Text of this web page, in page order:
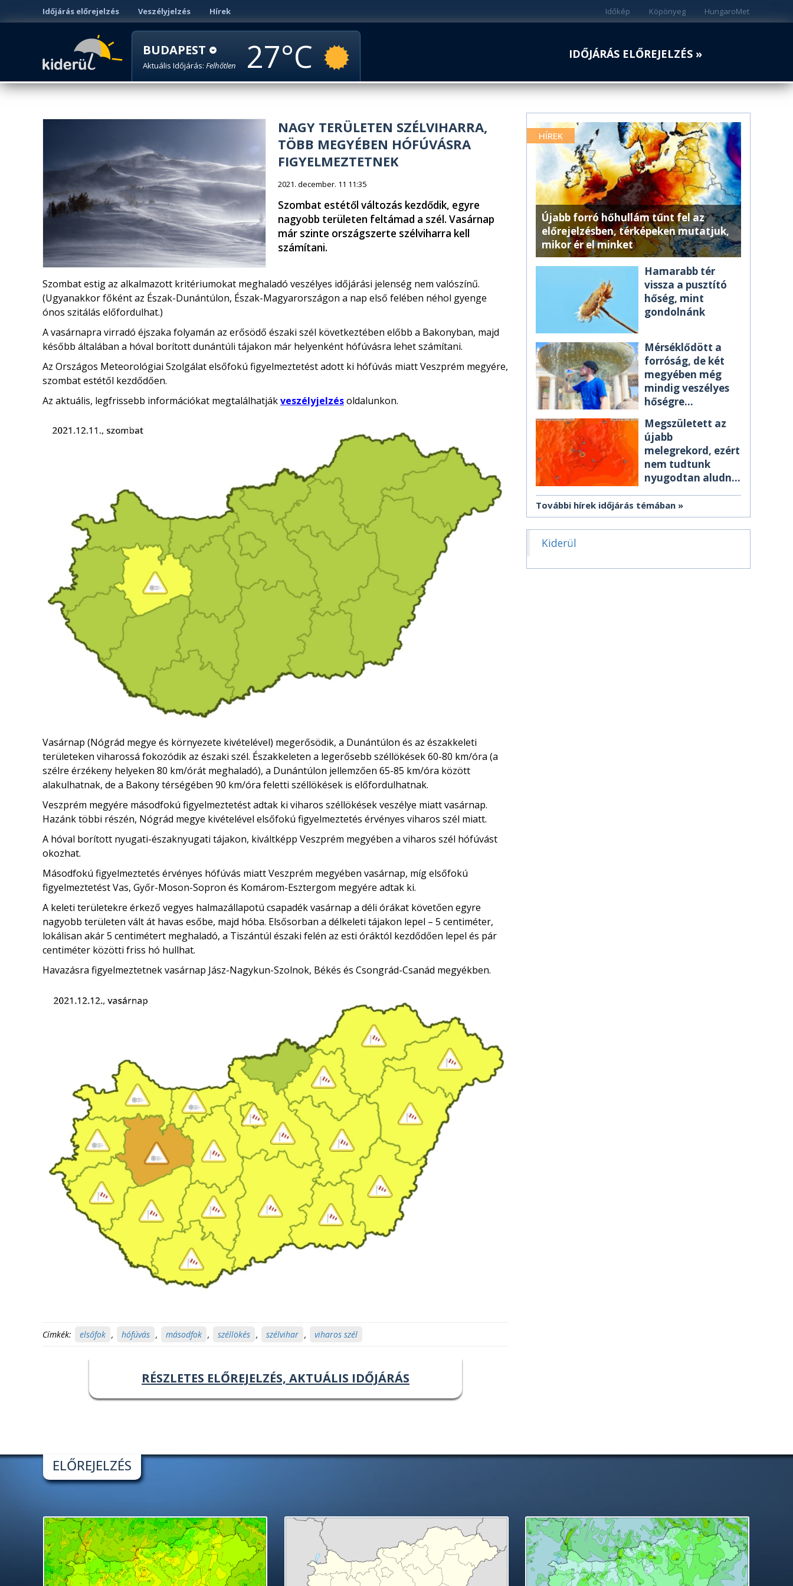
Időjárás előrejelzés Veszélyjelzés Hírek HungaroMet
Köpönyeg
Időkép
BUDAPEST
Aktuális Időjárás: Felhőtlen 27 IDŐJÁRÁS ELŐREJELZÉS »
NAGY TERÜLETEN SZÉLVIHARRA,
TÖBB MEGYÉBEN HÓFÚVÁSRA
FIGYELMEZTETNEK
2021. december. 11 11:35
Szombat estétől változás kezdődik, egyre
nagyobb területen feltámad a szél. Vasárnap
már szinte országszerte szélviharra kell
számítani.
Szombat estig az alkalmazott kritériumokat meghaladó veszélyes időjárási jelenség nem valószínű.
(Ugyanakkor főként az Észak-Dunántúlon, Észak-Magyarországon a nap első felében néhol gyenge
ónos szitálás előfordulhat.)
A vasárnapra virradó éjszaka folyamán az erősödő északi szél következtében előbb a Bakonyban, majd
később általában a hóval borított dunántúli tájakon már helyenként hófúvásra lehet számítani.
Az Országos Meteorológiai Szolgálat elsőfokú figyelmeztetést adott ki hófúvás miatt Veszprém megyére,
szombat estétől kezdődően.
Az aktuális, legfrissebb információkat megtalálhatjákveszélyjelzésoldalunkon.
Vasárnap (Nógrád megye és környezete kivételével) megerősödik, a Dunántúlon és az északkeleti
területeken viharossá fokozódik az északi szél. Északkeleten a legerősebb széllökések 60-80 km/óra (a
szélre érzékeny helyeken 80 km/órát meghaladó), a Dunántúlon jellemzően 65-85 km/óra között
alakulhatnak, de a Bakony térségében 90 km/óra feletti széllökések is előfordulhatnak.
Veszprém megyére másodfokú figyelmeztetést adtak ki viharos széllökések veszélye miatt vasárnap.
Hazánk többi részén, Nógrád megye kivételével elsőfokú figyelmeztetés érvényes viharos szél miatt.
A hóval borított nyugati-északnyugati tájakon, kiváltképp Veszprém megyében a viharos szél hófúvást
okozhat.
Másodfokú figyelmeztetés érvényes hófúvás miatt Veszprém megyében vasárnap, míg elsőfokú
figyelmeztetést Vas, Győr-Moson-Sopron és Komárom-Esztergom megyére adtak ki.
A keleti területekre érkező vegyes halmazállapotú csapadék vasárnap a déli órákat követően egyre
nagyobb területen vált át havas esőbe, majd hóba. Elsősorban a délkeleti tájakon lepel – 5 centiméter,
lokálisan akár 5 centimétert meghaladó, a Tiszántúl északi felén az esti óráktól kezdődően lepel és pár
centiméter közötti friss hó hullhat.
Havazásra figyelmeztetnek vasárnap Jász-Nagykun-Szolnok, Békés és Csongrád-Csanád megyékben.
Címkék: elsőfok , hófúvás , másodfok , széllökés , szélvihar , viharos szél
RÉSZLETES ELŐREJELZÉS, AKTUÁLIS IDŐJÁRÁS
HÍREK
Újabb forró hőhullám tűnt fel az
előrejelzésben, térképeken mutatjuk,
mikor ér el minket
Hamarabb tér
vissza a pusztító
hőség, mint
gondolnánk
Mérséklődött a
forróság, de két
megyében még
mindig veszélyes
hőségre
Megszületett az
újabb
melegrekord, ezért
nem tudtunk
nyugodtan aludni
További hírek időjárás témában
Kiderül
ELŐREJELZÉS